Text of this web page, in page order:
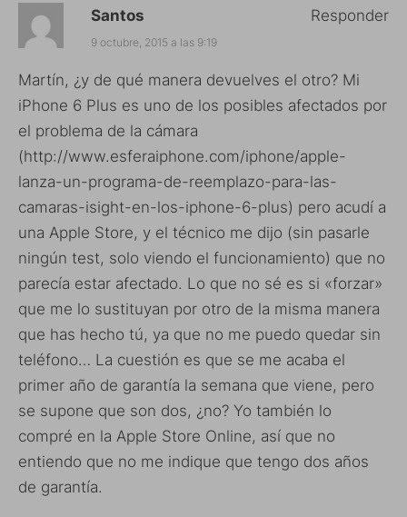
Santos
9 octubre, 2015 a las 9:19
Martín, ¿y de qué manera devuelves el otro? Mi
iPhone 6 Plus es uno de los posibles afectados por
el problema de la cámara
(http://www.esferaiphone.com/iphone/apple-
lanza-un-programa-de-reemplazo-para-las-
camaras-isight-en-los-iphone-6-plus) pero acudí a
una Apple Store, y el técnico me dijo (sin pasarle
ningún test, solo viendo el funcionamiento) que no
parecía estar afectado. Lo que no sé es si «forzar»
que me lo sustituyan por otro de la misma manera
que has hecho tú, ya que no me puedo quedar sin
teléfono… La cuestión es que se me acaba el
primer año de garantía la semana que viene, pero
se supone que son dos, ¿no? Yo también lo
compré en la Apple Store Online, así que no
entiendo que no me indique que tengo dos años
de garantía.
Responder